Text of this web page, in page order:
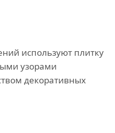
используют плитку
узорами
декоративных